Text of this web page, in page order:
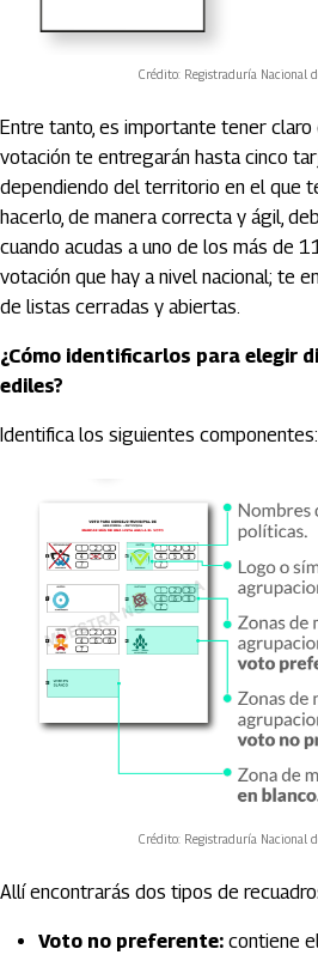
Crédito: Registraduría Nacional
Entre tanto, es importante tener
votación te entregarán hasta cinco
dependiendo del territorio en el que
hacerlo, de manera correcta y ágil,
cuando acudas a uno de los más de
votación que hay a nivel nacional; te
de listas cerradas y abiertas.
¿Cómo identificarlos para elegir
ediles?
Identifica los siguientes componentes:
Crédito: Registraduría Nacional
Allí encontrarás dos tipos de
Voto no preferente: contiene